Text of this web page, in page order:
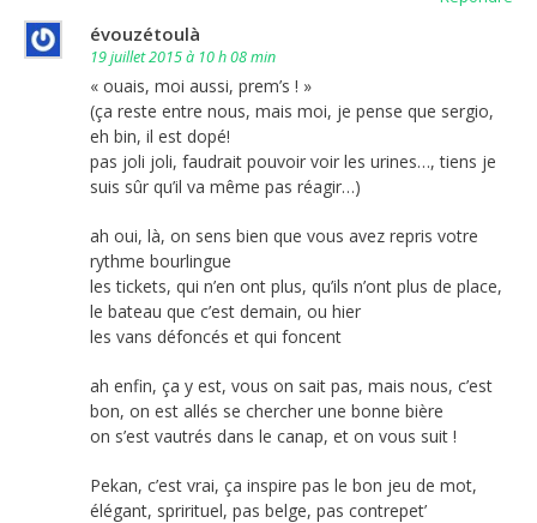
évouzétoulà
19 juillet 2015 à 10 h 08 min
« ouais, moi aussi, prem’s ! »
(ça reste entre nous, mais moi, je pense que sergio,
eh bin, il est dopé!
pas joli joli, faudrait pouvoir voir les urines…, tiens je
suis sûr qu’il va même pas réagir…)
ah oui, là, on sens bien que vous avez repris votre
rythme bourlingue
les tickets, qui n’en ont plus, qu’ils n’ont plus de place,
le bateau que c’est demain, ou hier
les vans défoncés et qui foncent
ah enfin, ça y est, vous on sait pas, mais nous, c’est
bon, on est allés se chercher une bonne bière
on s’est vautrés dans le canap, et on vous suit !
Pekan, c’est vrai, ça inspire pas le bon jeu de mot,
élégant, sprirituel, pas belge, pas contrepet’